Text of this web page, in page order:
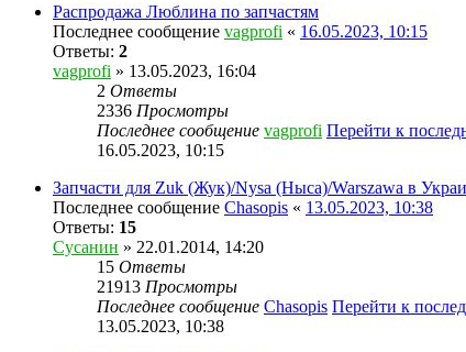
Распродажа Люблина по запчастям
Последнее сообщение vagprofi « 16.05.2023, 10:15
Ответы: 2
vagprofi » 13.05.2023, 16:04
2 Ответы
2336 Просмотры
Последнее сообщение vagprofi Перейти к
16.05.2023, 10:15
Запчасти для Zuk (Жук)/Nysa (Ныса)/Warszawa в
Последнее сообщение Chasopis « 13.05.2023, 10:38
Ответы: 15
Сусанин » 22.01.2014, 14:20
15 Ответы
21913 Просмотры
Последнее сообщение Chasopis Перейти к
13.05.2023, 10:38